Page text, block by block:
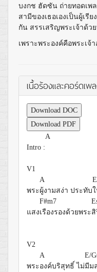
บงกช ฮัดซัน ถ่ายทอดเพ
สามีของเธอเองเป็นผู้เรี
กัน สรรเสริญพระเจ้าด้ว
เพราะพระองค์คือพระเจ้า
เนื้อร้องและคอร์ดเพ
Download DOC
Download PDF
A
Intro :
V1
A
พระผู้งามสง่า ประทับ
F#m7
แสงเรืองรองด้วยพระ
V2
A
E/
พระองค์บริสุทธิ์ ไม่มีม